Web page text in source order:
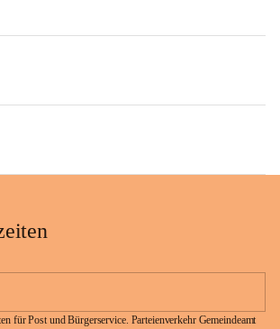
für Post und Bürgerservice. Parteienverkehr Gemeindeamt